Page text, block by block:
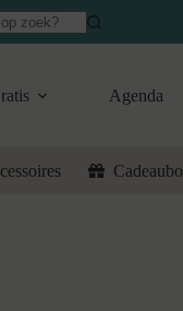
Agenda